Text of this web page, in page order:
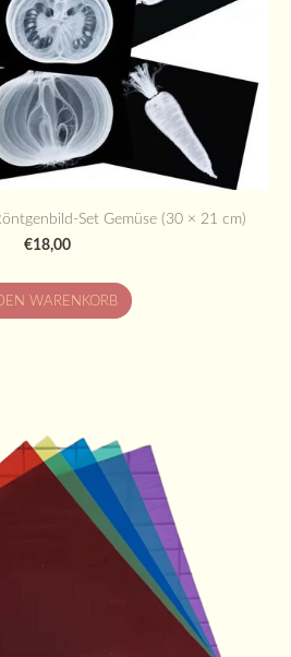
Set Gemüse (30 × 21 cm)
€18,00
WARENKORB